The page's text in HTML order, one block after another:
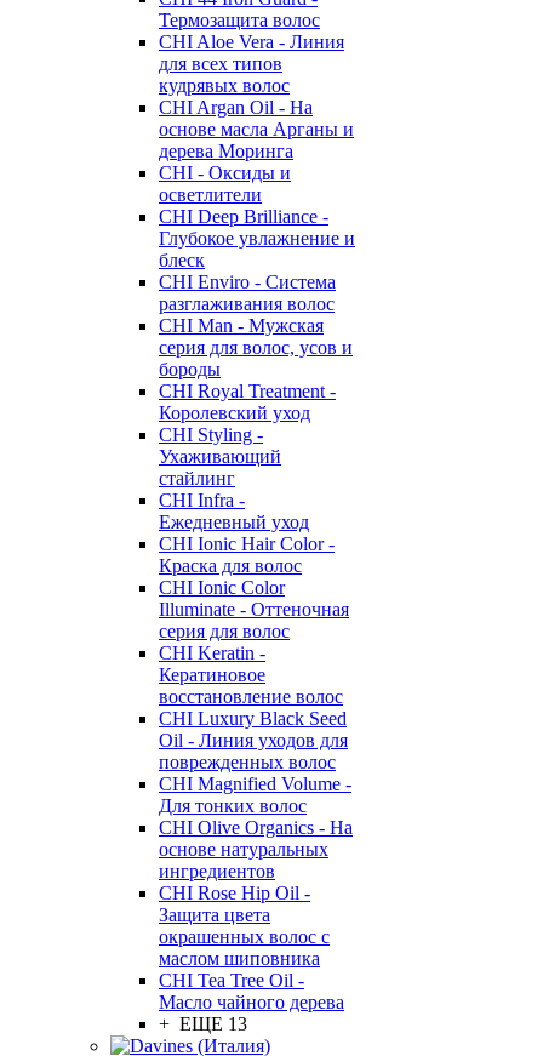
Термозащита волос
CHI Aloe Vera - Линия
для всех типов
кудрявых волос
CHI Argan Oil - На
основе масла Арганы и
дерева Моринга
CHI - Оксиды и
осветлители
CHI Deep Brilliance -
Глубокое увлажнение и
блеск
CHI Enviro - Система
разглаживания волос
CHI Man - Мужская
серия для волос, усов и
бороды
CHI Royal Treatment -
Королевский уход
CHI Styling -
Ухаживающий
стайлинг
CHI Infra -
Ежедневный уход
CHI Ionic Hair Color -
Краска для волос
CHI Ionic Color
Illuminate - Оттеночная
серия для волос
CHI Keratin -
Кератиновое
восстановление волос
CHI Luxury Black Seed
Oil - Линия уходов для
поврежденных волос
CHI Magnified Volume -
Для тонких волос
CHI Olive Organics - На
основе натуральных
ингредиентов
CHI Rose Hip Oil -
Защита цвета
окрашенных волос с
маслом шиповника
CHI Tea Tree Oil -
Масло чайного дерева
+ ЕЩЕ 13